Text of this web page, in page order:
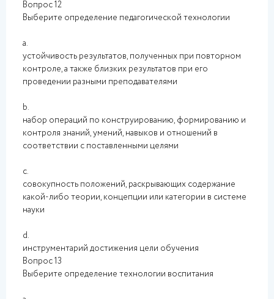
Вопрос 12
Выберите определение педагогической технологии
a.
устойчивость результатов, полученных при повторном
контроле, а также близких результатов при его
проведении разными преподавателями
b.
набор операций по конструированию, формированию и
контроля знаний, умений, навыков и отношений в
соответствии с поставленными целями
c.
совокупность положений, раскрывающих содержание
какой-либо теории, концепции или категории в системе
науки
d.
инструментарий достижения цели обучения
Вопрос 13
Выберите определение технологии воспитания